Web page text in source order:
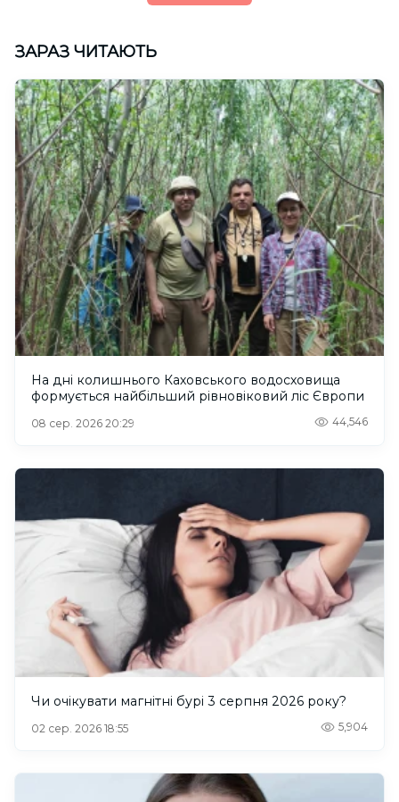
ЗАРАЗ ЧИТАЮТЬ
На дні колишнього Каховського водосховища
формується найбільший рівновіковий ліс Європи
08 сер. 2026 20:29 44,546
Чи очікувати магнітні бурі 3 серпня 2026 року?
02 сер. 2026 18:55 5,904